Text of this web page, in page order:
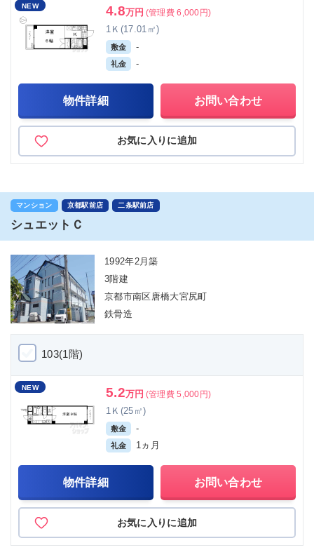
NEW 4.8万円 (管理費 6,000円)
1Ｋ(17.01㎡)
敷金 -
礼金 -
物件詳細 お問い合わせ
お気に入りに追加
マンション 京都駅前店 二条駅前店
シュエットＣ
1992年2月築
3階建
京都市南区唐橋大宮尻町
鉄骨造
103(1階)
NEW 5.2万円 (管理費 5,000円)
1Ｋ(25㎡)
敷金 -
礼金 1ヵ月
物件詳細 お問い合わせ
お気に入りに追加